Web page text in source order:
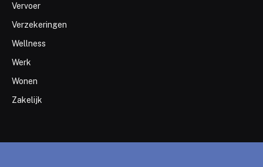
Vervoer
Verzekeringen
Wellness
Werk
Wonen
Zakelijk